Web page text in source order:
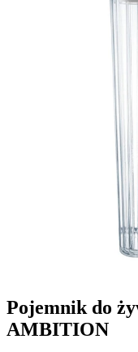
Pojemnik do
AMBITION